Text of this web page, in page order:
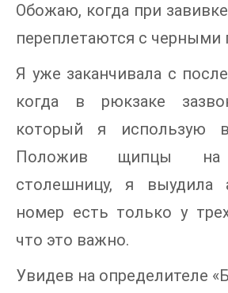
Обожаю, когда при
переплетаются с черными
Я уже заканчивала с
когда в рюкзаке
который я использую
Положив щипцы на
столешницу, я выудила
номер есть только у
что это важно.
Увидев на определителе